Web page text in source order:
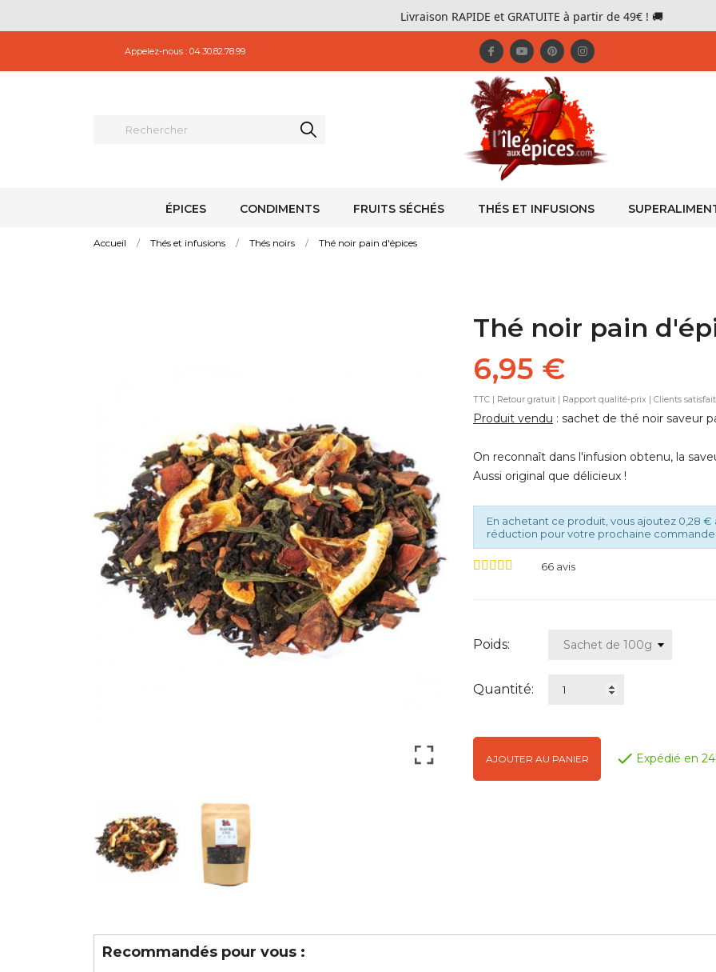
Livraison RAPIDE et GRATUITE à partir de 49€ ! 🚚
Appelez-nous : 04.30.82.78.99
ÉPICES CONDIMENTS FRUITS SÉCHÉS THÉS ET INFUSIONS
Accueil Thés et infusions Thés noirs Thé noir pain d'épices
Thé noir pain
6,95 €
TTC | Retour gratuit | Rapport qualité-prix | Clients
Produit vendu : sachet de thé noir saveur
On reconnaît dans l'infusion obtenu, la
Aussi original que délicieux !
En achetant ce produit, vous ajoutez 0,28
réduction pour votre prochaine commande
66 avis
Poids:
Quantité:
AJOUTER AU PANIER  Expédié en
Recommandés pour vous :